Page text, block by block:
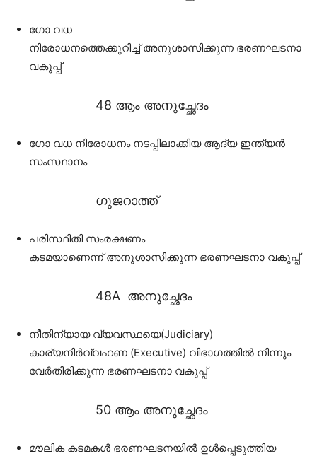
ഗോ വധ
നിരോധനത്തെക്കുറിച്ച് അനുശാസിക്കുന്ന ഭരണഘടനാ
വകുപ്പ്
48 ആം അനുച്ഛേദം
ഗോ വധ നിരോധനം നടപ്പിലാക്കിയ ആദ്യ ഇന്ത്യൻ
സംസ്ഥാനം
ഗുജറാത്ത്
പരിസ്ഥിതി സംരക്ഷണം
കടമയാണെന്ന് അനുശാസിക്കുന്ന ഭരണഘടനാ വകുപ്പ്
48A അനുച്ഛേദം
നീതിന്യായ വ്യവസ്ഥയെ(Judiciary)
കാര്യനിർവ്വഹണ (Executive) വിഭാഗത്തിൽ നിന്നും
വേർതിരിക്കുന്ന ഭരണഘടനാ വകുപ്പ്
50 ആം അനുച്ഛേദം
മൗലിക കടമകൾ ഭരണഘടനയിൽ ഉൾപ്പെടുത്തിയ